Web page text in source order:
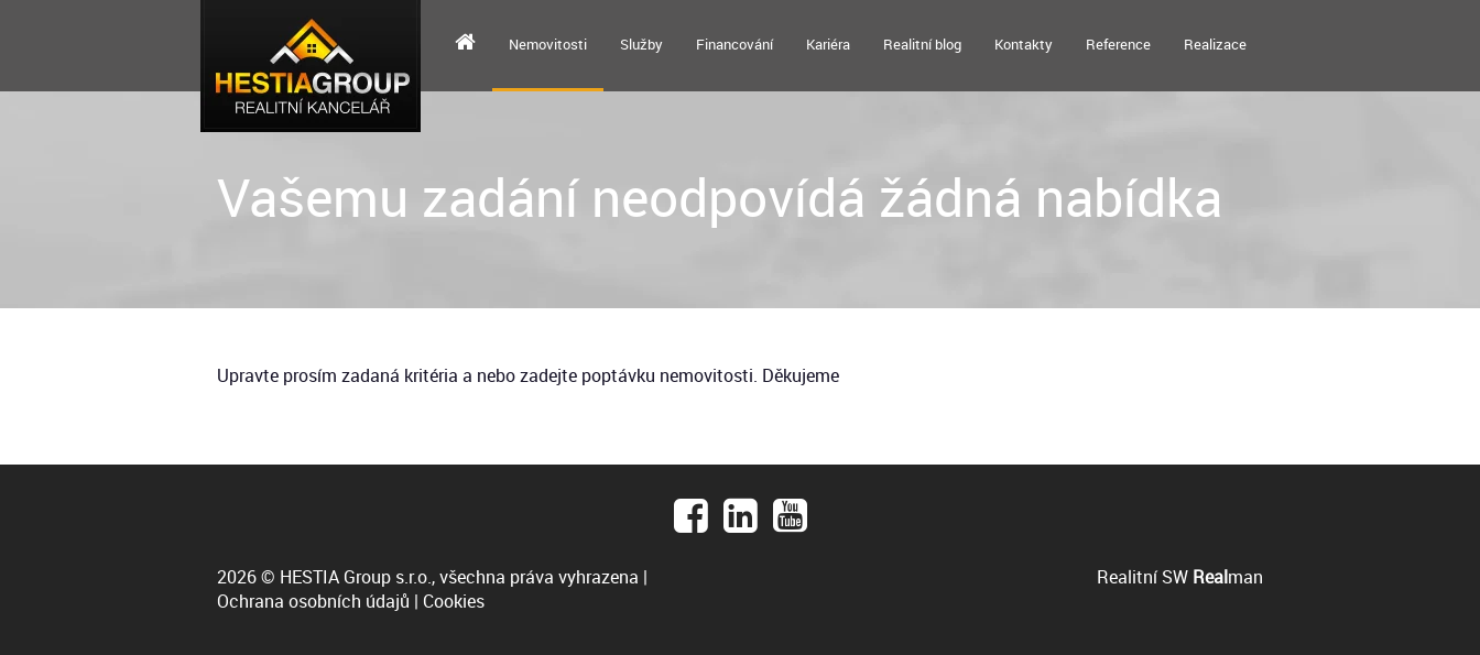
Nemovitosti Služby Financování Kariéra Realitní blog Kontakty Reference Realizace
Vašemu zadání neodpovídá žádná nabídka
Upravte prosím zadaná kritéria a nebo zadejte poptávku nemovitosti. Děkujeme
2026 © HESTIA Group s.r.o., všechna práva vyhrazena |
Ochrana osobních údajů | Cookies
Realitní SW Realman